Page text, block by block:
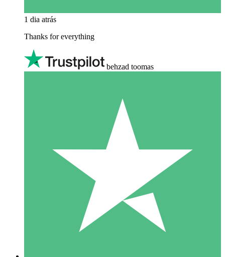
1 dia atrás
Thanks for everything
behzad toomas